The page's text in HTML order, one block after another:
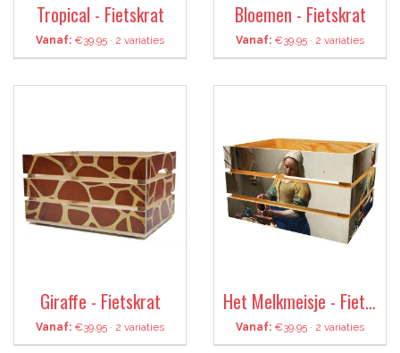
Tropical - Fietskrat
Vanaf: €39.95 · 2 variaties
Bloemen - Fietskrat
Vanaf: €39.95 · 2 variaties
Giraffe - Fietskrat
Vanaf: €39.95 · 2 variaties
Het Melkmeisje - Fietskrat
Vanaf: €39.95 · 2 variaties